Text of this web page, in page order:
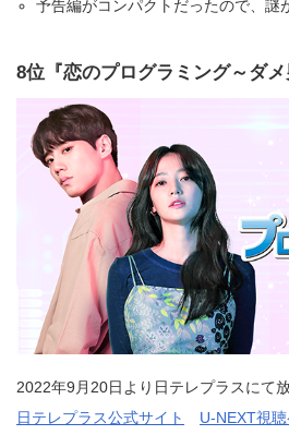
予告編がコンパクトだったので、謎
8位『恋のプログラミング～ダメ
2022年9月20日より日テレプラスにて
日テレプラス公式サイト
U-NEXT視